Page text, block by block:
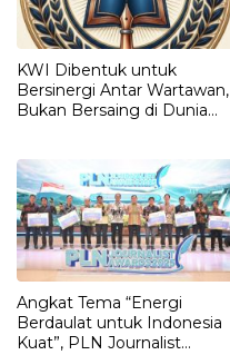
KWI Dibentuk untuk
Bersinergi Antar Wartawan,
Bukan Bersaing di Dunia
Angkat Tema “Energi
Berdaulat untuk Indonesia
Kuat”, PLN Journalist